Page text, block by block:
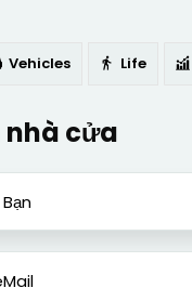
Vehicles Life
nhà cửa